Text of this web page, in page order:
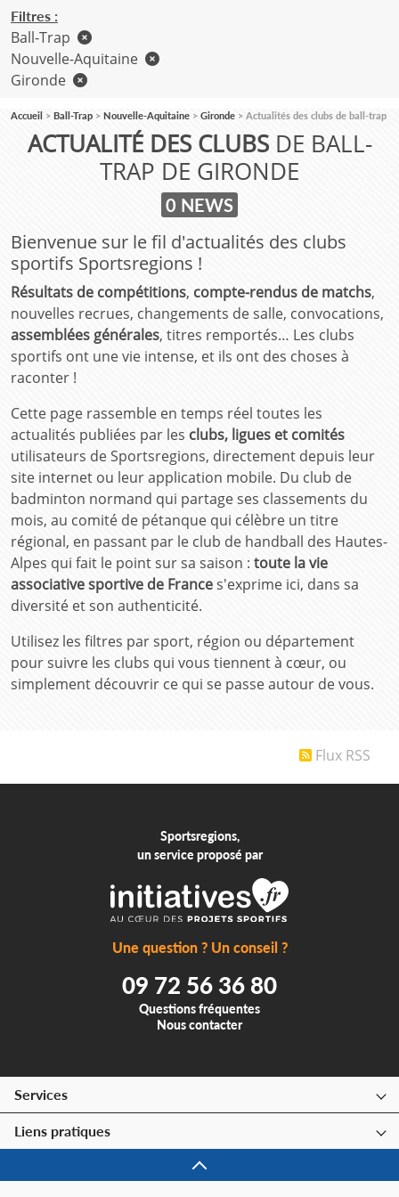
ACTUALITÉ DES CLUBSDE BALL-
TRAP DE GIRONDE
0 NEWS
Bienvenue sur le fil d'actualités des clubs
sportifs Sportsregions !
Résultats de compétitions, compte-rendus de matchs,
nouvelles recrues, changements de salle, convocations,
assemblées générales, titres remportés… Les clubs
sportifs ont une vie intense, et ils ont des choses à
raconter !
Cette page rassemble en temps réel toutes les
actualités publiées par les clubs, ligues et comités
utilisateurs de Sportsregions, directement depuis leur
site internet ou leur application mobile. Du club de
badminton normand qui partage ses classements du
mois, au comité de pétanque qui célèbre un titre
régional, en passant par le club de handball des Hautes-
Alpes qui fait le point sur sa saison : toute la vie
associative sportive de Frances'exprime ici, dans sa
diversité et son authenticité.
Utilisez les filtres par sport, région ou département
pour suivre les clubs qui vous tiennent à cœur, ou
simplement découvrir ce qui se passe autour de vous.
Flux RSS
Filtres :
Ball-Trap
Nouvelle-Aquitaine
Gironde
Accueil Ball-Trap Nouvelle-Aquitaine Gironde Actualités des clubs de ball-trap
Sportsregions,
un service proposé par
Une question ? Un conseil ?
09 72 56 36 80
Questions fréquentes
Nous contacter
Services
Liens pratiques